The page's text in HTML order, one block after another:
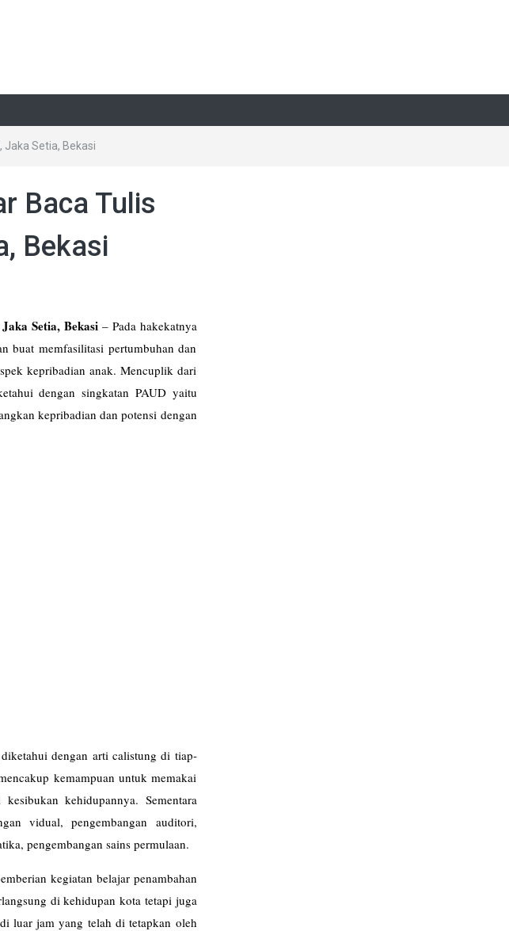
Jaka Setia, Bekasi
Baca Tulis
Bekasi
Setia, Bekasi– Pada hakekatnya
buat memfasilitasi pertumbuhan dan
kepribadian anak. Mencuplik dari
dengan singkatan PAUD yaitu
kepribadian dan potensi dengan
dengan arti calistung di tiap-
kemampuan untuk memakai
kehidupannya. Sementara
vidual, pengembangan auditori,
pengembangan sains permulaan.
kegiatan belajar penambahan
di kehidupan kota tetapi juga
luar jam yang telah di tetapkan oleh